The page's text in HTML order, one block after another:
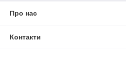
Про нас
Контакти